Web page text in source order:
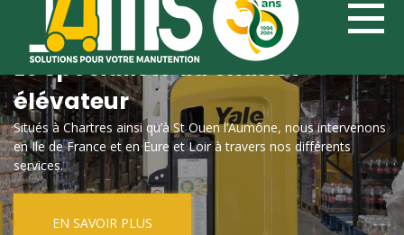
Le spécialiste du chariot
élévateur
Situés à Chartres ainsi qu’à St Ouen l’Aumône, nous intervenons
en Ile de France et en Eure et Loir à travers nos différents
services.
EN SAVOIR PLUS